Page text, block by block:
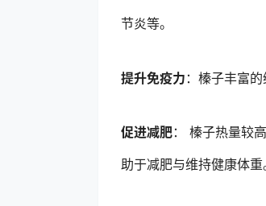
节炎等。
提升免疫力 ：榛子丰富
促进减肥： 榛子热量较
助于减肥与维持健康体重